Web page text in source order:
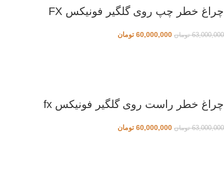
چراغ خطر چپ روی گلگیر فونیکس FX
63,000,000 تومان 60,000,000 تومان
چراغ خطر راست روی گلگیر فونیکس fx
63,000,000 تومان 60,000,000 تومان